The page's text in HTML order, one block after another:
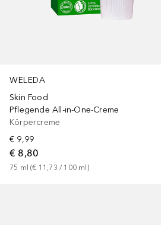
WELEDA
Skin Food
Pflegende All-in-One-Creme
Körpercreme
€ 9,99
€ 8,80
75 ml (€ 11,73 / 100 ml )